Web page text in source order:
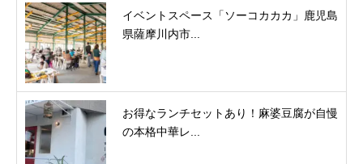
イベントスペース「ソーコカカカ」鹿児島
県薩摩川内市...
お得なランチセットあり！麻婆豆腐が自慢
の本格中華レ...